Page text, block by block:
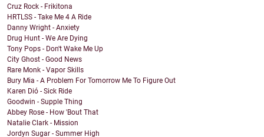
Cruz Rock - Frikitona
HRTLSS - Take Me 4 A Ride
Danny Wright - Anxiety
Drug Hunt - We Are Dying
Tony Pops - Don't Wake Me Up
City Ghost - Good News
Rare Monk - Vapor Skills
Bury Mia - A Problem For Tomorrow Me To Figure Out
Karen Dió - Sick Ride
Goodwin - Supple Thing
Abbey Rose - How 'Bout That
Natalie Clark - Mission
Jordyn Sugar - Summer High